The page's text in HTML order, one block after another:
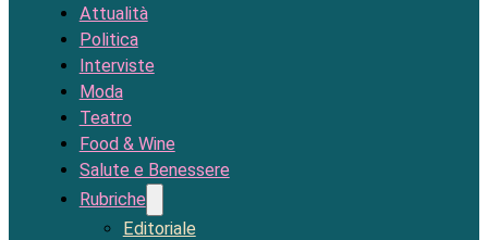
Attualità
Politica
Interviste
Moda
Teatro
Food & Wine
Salute e Benessere
Rubriche
Editoriale